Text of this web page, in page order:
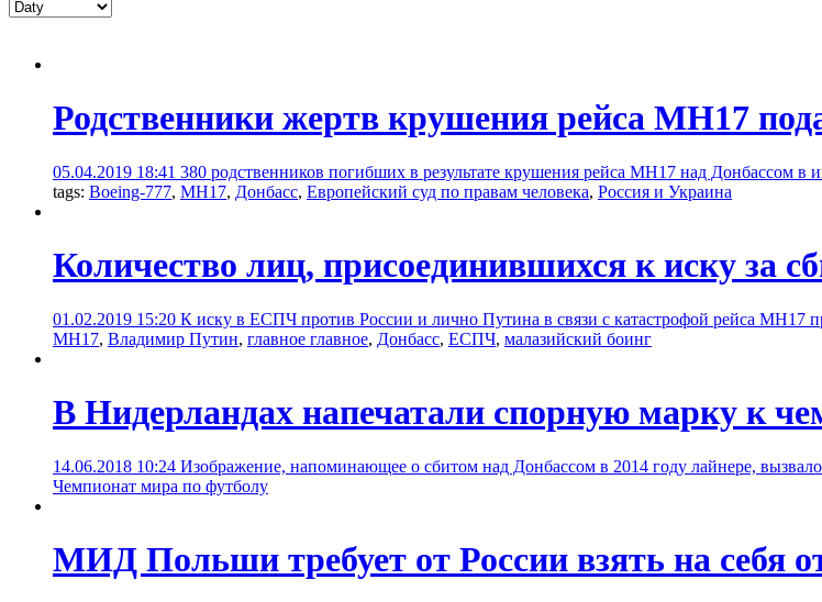
Родственники жертв крушения рейса MH17
05.04.2019 18:41 380 родственников погибших в результате крушения рейса MH17 над Донбассом
tags: Boeing-777, MH17, Донбасс, Европейский суд по правам человека, Россия и Украина
Количество лиц, присоединившихся к иску за
01.02.2019 15:20 К иску в ЕСПЧ против России и лично Путина в связи с катастрофой рейса МН17
MH17, Владимир Путин, главное главное, Донбасс, ЕСПЧ, малазийский боинг
В Нидерландах напечатали спорную марку к
14.06.2018 10:24 Изображение, напоминающее о сбитом над Донбассом в 2014 году лайнере,
Чемпионат мира по футболу
МИД Польши требует от России взять на себя